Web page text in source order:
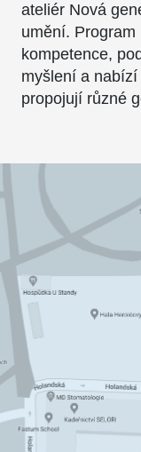
ateliér Nová
umění.
kompetence,
myšlení a
propojují různé